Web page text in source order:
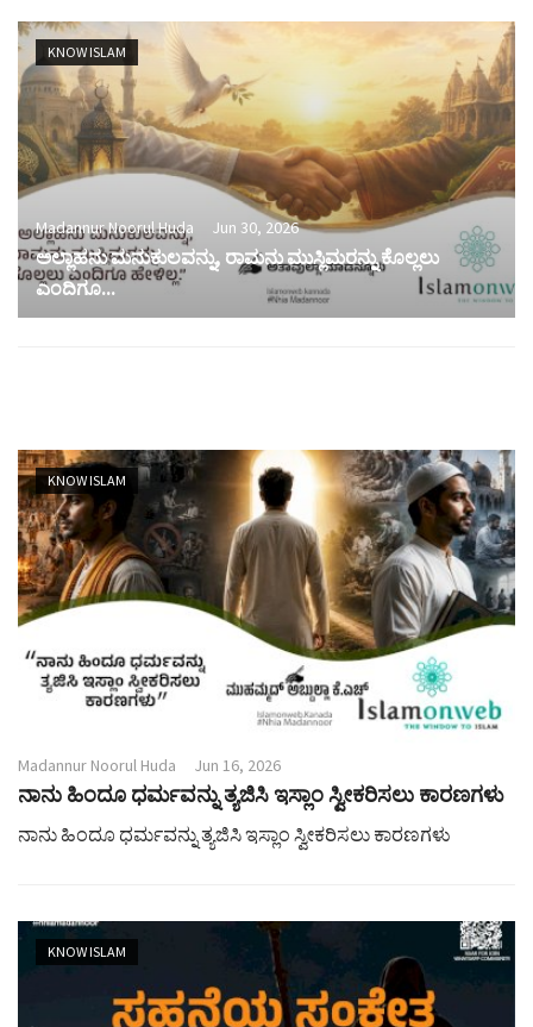
KNOW ISLAM
Madannur Noorul Huda Jun 30, 2026
ಅಲ್ಲಾಹನು ಮನುಕುಲವನ್ನು, ರಾಮನು ಮುಸ್ಲಿಮರನ್ನು ಕೊಲ್ಲಲು
ಎಂದಿಗೂ...
KNOW ISLAM
Madannur Noorul Huda Jun 16, 2026
ನಾನು ಹಿಂದೂ ಧರ್ಮವನ್ನು ತ್ಯಜಿಸಿ ಇಸ್ಲಾಂ ಸ್ವೀಕರಿಸಲು ಕಾರಣಗಳು
ನಾನು ಹಿಂದೂ ಧರ್ಮವನ್ನು ತ್ಯಜಿಸಿ ಇಸ್ಲಾಂ ಸ್ವೀಕರಿಸಲು ಕಾರಣಗಳು
KNOW ISLAM